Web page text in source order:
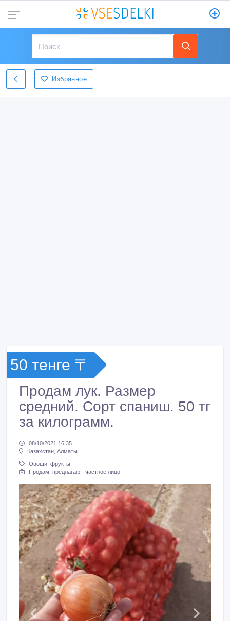
Избранное
50 тенге 〒
Продам лук. Размер
средний. Сорт спаниш. 50 тг
за килограмм.
08/10/2021 16:35
Казахстан, Алматы
Овощи, фрукты
Продам, предлагаю - частное лицо